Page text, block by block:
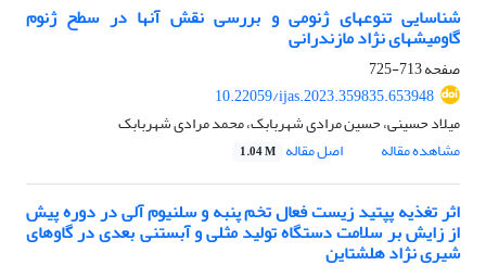
شناسایی تنوعهای ژنومی و بررسی نقش آنها در سطح ژنوم
گاومیشهای نژاد مازندرانی
صفحه713-725
10.22059/ijas.2023.359835.653948
میلاد حسینی، حسین مرادی شهربابک، محمد مرادی شهربابک
مشاهده مقاله
اصل مقاله 1.04 M
اثر تغذیه پپتید زیست فعال تخم پنبه و سلنیوم آلی در دوره پیش
از زایش بر سلامت دستگاه تولید مثلی و آبستنی بعدی در گاوهای
شیری نژاد هلشتاین